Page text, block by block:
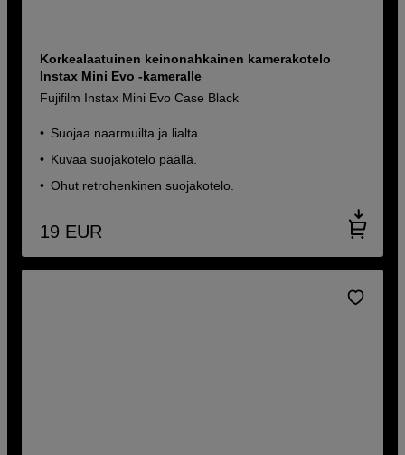
Korkealaatuinen keinonahkainen kamerakotelo
Instax Mini Evo -kameralle
Fujifilm Instax Mini Evo Case Black
Suojaa naarmuilta ja lialta.
Kuvaa suojakotelo päällä.
Ohut retrohenkinen suojakotelo.
19 EUR